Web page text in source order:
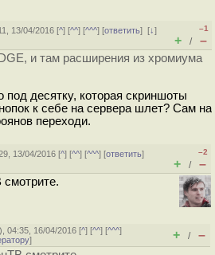
13/04/2016 [^] [^^] [^^^] [ответить][↓]
–1
+ / –
и там расширения из хромиума
под десятку, которая скриншоты
к себе на сервера шлет? Сам на
переходи.
13/04/2016 [^] [^^] [^^^] [ответить]
–2
+ / –
), 04:35, 16/04/2016 [^] [^^] [^^^]
] + / –